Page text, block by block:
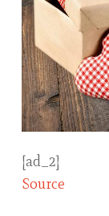
[ad_2]
Source